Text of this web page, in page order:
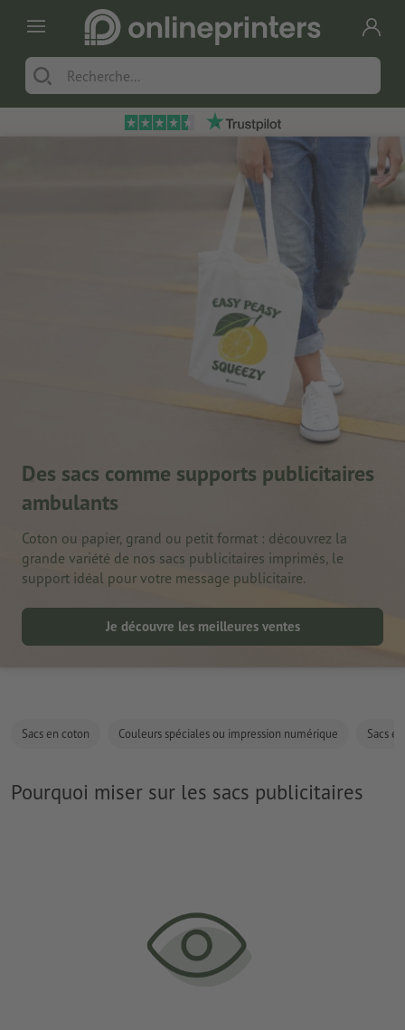
Des sacs comme supports publicitaires
ambulants
Coton ou papier, grand ou petit format : découvrez la
grande variété de nos sacs publicitaires imprimés, le
support idéal pour votre message publicitaire.
Je découvre les meilleures ventes
Sacs en coton Couleurs spéciales ou impression numérique Sacs
Pourquoi miser sur les sacs publicitaires